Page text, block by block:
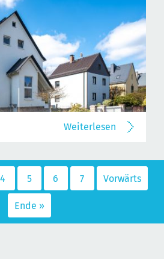
Weiterlesen
4 5 6 7 Vorwärts
Ende »